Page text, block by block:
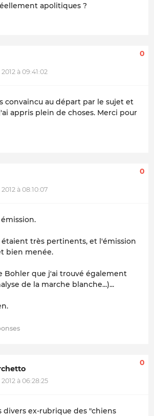
apolitiques ?
à 09:41:02
0
convaincu au départ par le sujet et
appris plein de choses. Merci pour
à 08:10:07
0
très pertinents, et l'émission
bien menée.
Bohler que j'ai trouvé également
de la marche blanche...)...
à 06:28:25
0
divers ex-rubrique des "chiens